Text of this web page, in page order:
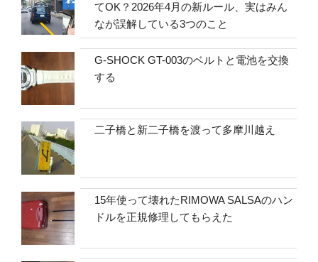
てOK？2026年4月の新ルール、実はみん
なが誤解している3つのこと
G-SHOCK GT-003のベルトと電池を交換
する
二子橋と新二子橋を渡って多摩川越え
15年使って壊れたRIMOWA SALSAのハン
ドルを正規修理してもらえた